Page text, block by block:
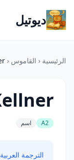
ديوتيل
الرئيسية ‹ القاموس ‹
A2 اسم
الترجمة العربية